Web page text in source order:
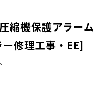
縮機保護アラーム
修理工事・EE]